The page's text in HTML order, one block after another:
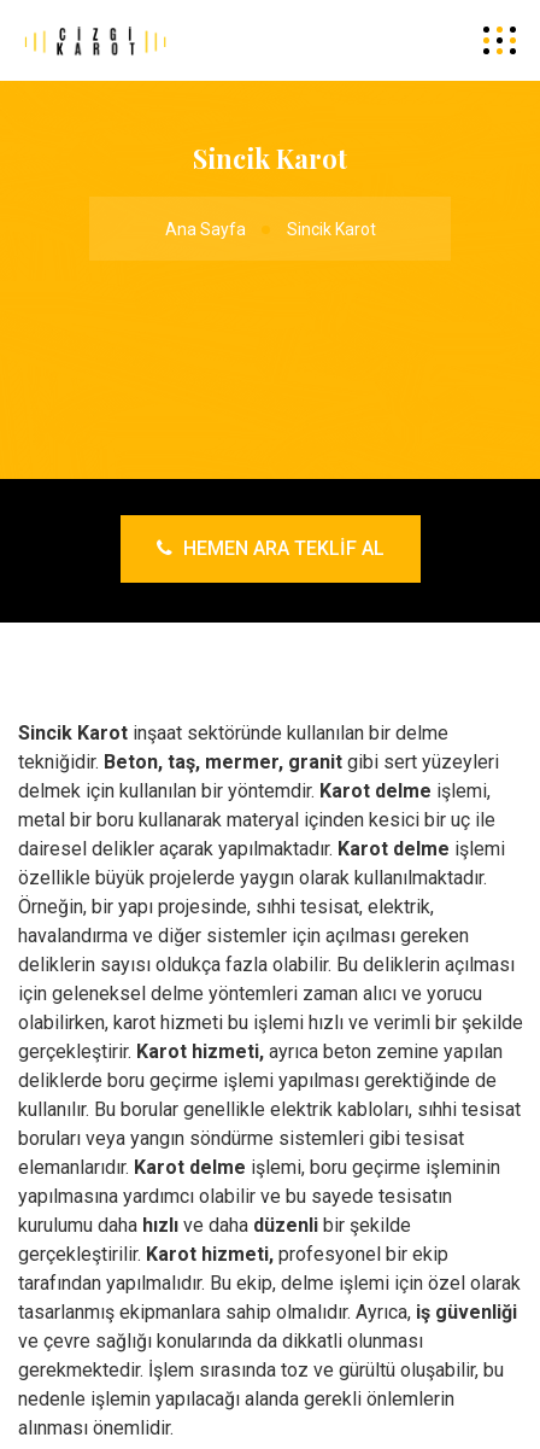
Sincik Karot
Ana Sayfa Sincik Karot
HEMEN ARA TEKLIF AL
Sincik Karot inşaat sektöründe kullanılan bir delme
tekniğidir. Beton, taş, mermer, granit gibi sert yüzeyleri
delmek için kullanılan bir yöntemdir. Karot delme işlemi,
metal bir boru kullanarak materyal içinden kesici bir uç ile
dairesel delikler açarak yapılmaktadır. Karot delme işlemi
özellikle büyük projelerde yaygın olarak kullanılmaktadır.
Örneğin, bir yapı projesinde, sıhhi tesisat, elektrik,
havalandırma ve diğer sistemler için açılması gereken
deliklerin sayısı oldukça fazla olabilir. Bu deliklerin açılması
için geleneksel delme yöntemleri zaman alıcı ve yorucu
olabilirken, karot hizmeti bu işlemi hızlı ve verimli bir şekilde
gerçekleştirir. Karot hizmeti, ayrıca beton zemine yapılan
deliklerde boru geçirme işlemi yapılması gerektiğinde de
kullanılır. Bu borular genellikle elektrik kabloları, sıhhi tesisat
boruları veya yangın söndürme sistemleri gibi tesisat
elemanlarıdır. Karot delme işlemi, boru geçirme işleminin
yapılmasına yardımcı olabilir ve bu sayede tesisatın
kurulumu daha hızlı ve daha düzenli bir şekilde
gerçekleştirilir. Karot hizmeti, profesyonel bir ekip
tarafından yapılmalıdır. Bu ekip, delme işlemi için özel olarak
tasarlanmış ekipmanlara sahip olmalıdır. Ayrıca, iş güvenliği
ve çevre sağlığı konularında da dikkatli olunması
gerekmektedir. İşlem sırasında toz ve gürültü oluşabilir, bu
nedenle işlemin yapılacağı alanda gerekli önlemlerin
alınması önemlidir.